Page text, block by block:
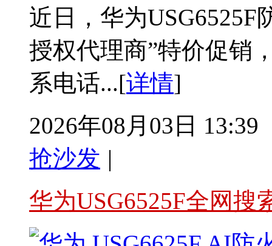
近日，华为USG6525F
授权代理商”特价促销
系电话...[详情]
2026年08月03日 13:39
抢沙发 |
华为USG6525F全网搜